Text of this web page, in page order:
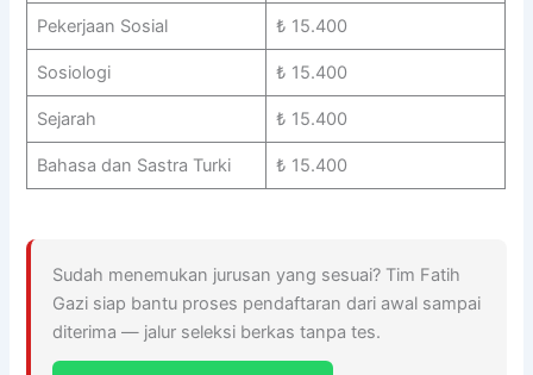
Pekerjaan Sosial ₺ 15.400
Sosiologi ₺ 15.400
Sejarah ₺ 15.400
Bahasa dan Sastra Turki ₺ 15.400
Sudah menemukan jurusan yang sesuai? Tim Fatih
Gazi siap bantu proses pendaftaran dari awal sampai
diterima — jalur seleksi berkas tanpa tes.